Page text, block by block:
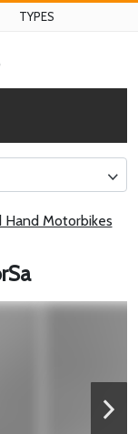
TYPES
Hand Motorbikes